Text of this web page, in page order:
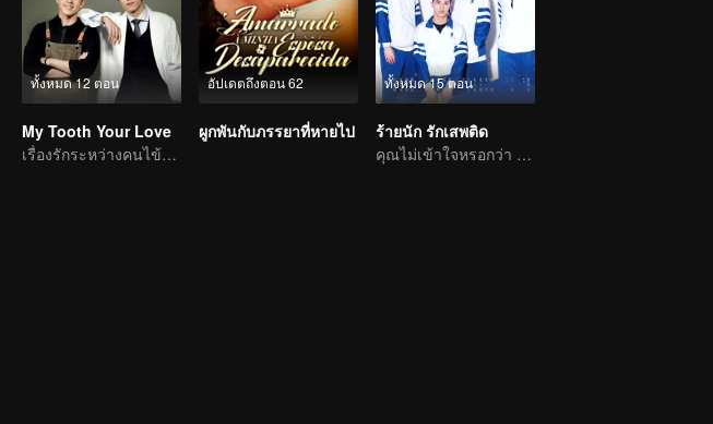
ทั้งหมด 12 ตอน
My Tooth Your Love
เรื่องรักระหว่างคนไข้กับหมอฟัน
อัปเดตถึงตอน 62
ผูกพันกับภรรยาที่หายไป
ทั้งหมด 15 ตอน
ร้ายนัก รักเสพติด
คุณไม่เข้าใจหรอกว่า มันคือความรักเช่นกัน